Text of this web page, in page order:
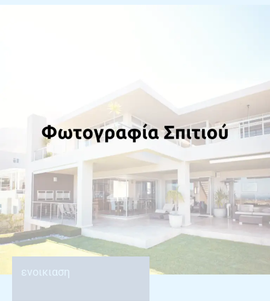
ενοικιαση